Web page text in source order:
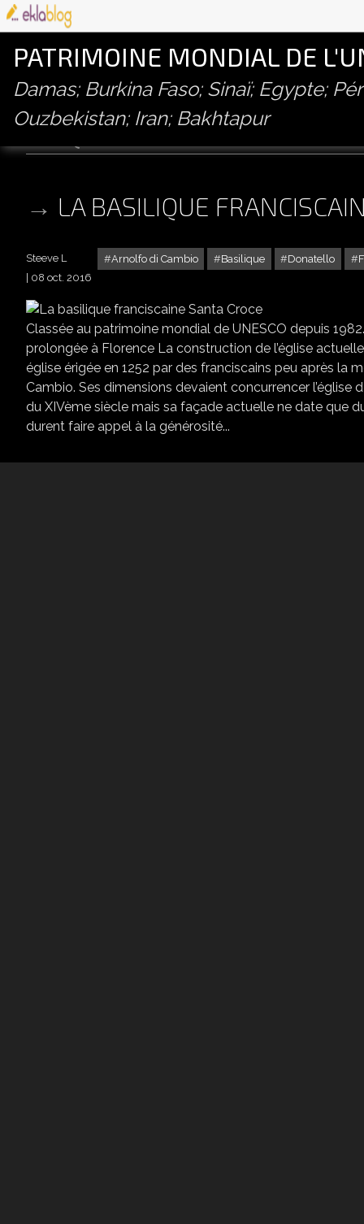
PATRIMOINE MONDIAL DE
Damas; Burkina Faso; Sinaï; Egypte;
Ouzbekistan; Iran; Bakhtapur
LA BASILIQUE
Arnolfo di Cambio Basilique Donatello
Steeve L
08 oct. 2016
Classée au patrimoine mondial de UNESCO depuis
prolongée à Florence La construction de l’église
église érigée en 1252 par des franciscains peu après la
Cambio. Ses dimensions devaient concurrencer
du XIVème siècle mais sa façade actuelle ne date que
durent faire appel à la générosité...